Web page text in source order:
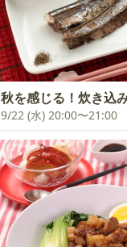
秋を感じる！炊き込
9/22 (水) 20:00〜21:00